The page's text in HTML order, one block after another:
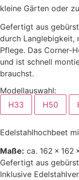
kleine Gärten oder
Gefertigt aus
durch Langlebigkeit,
Pflege. Das Corner-
und ist schnell
brauchst.
Modellauswahl:
H33
H50
Edelstahlhochbeet
Maße: ca. 162 × 162
Gefertigt aus
Inklusive